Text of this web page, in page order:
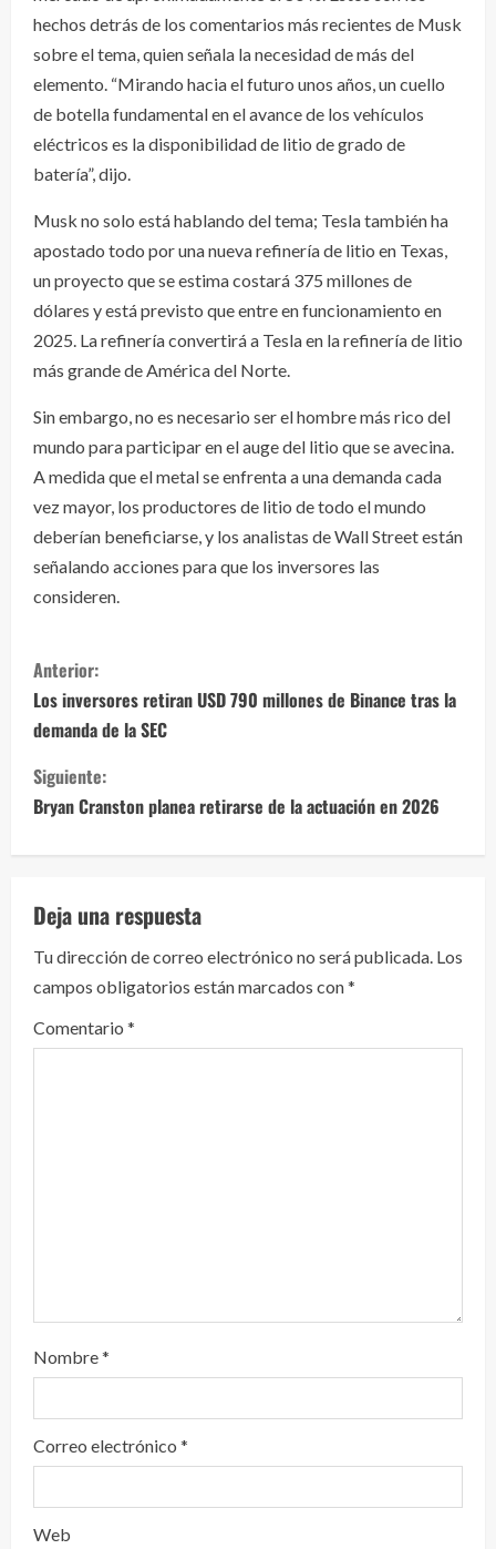
hechos detrás de los comentarios más recientes de Musk
sobre el tema, quien señala la necesidad de más del
elemento. “Mirando hacia el futuro unos años, un cuello
de botella fundamental en el avance de los vehículos
eléctricos es la disponibilidad de litio de grado de
batería”, dijo.
Musk no solo está hablando del tema; Tesla también ha
apostado todo por una nueva refinería de litio en Texas,
un proyecto que se estima costará 375 millones de
dólares y está previsto que entre en funcionamiento en
2025. La refinería convertirá a Tesla en la refinería de litio
más grande de América del Norte.
Sin embargo, no es necesario ser el hombre más rico del
mundo para participar en el auge del litio que se avecina.
A medida que el metal se enfrenta a una demanda cada
vez mayor, los productores de litio de todo el mundo
deberían beneficiarse, y los analistas de Wall Street están
señalando acciones para que los inversores las
consideren.
S
i
g
u
e
l
e
y
e
Anterior:
Los inversores retiran USD 790 millones de Binance tras la
demanda de la SEC
Siguiente:
Bryan Cranston planea retirarse de la actuación en 2026
Deja una respuesta
Tu dirección de correo electrónico no será publicada. Los
campos obligatorios están marcados con*
Comentario *
Nombre*
Correo electrónico *
Web